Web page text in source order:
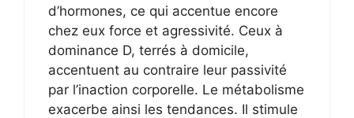
d’hormones, ce qui accentue encore
chez eux force et agressivité. Ceux à
dominance D, terrés à domicile,
accentuent au contraire leur passivité
par l’inaction corporelle. Le métabolisme
exacerbe ainsi les tendances. Il stimule